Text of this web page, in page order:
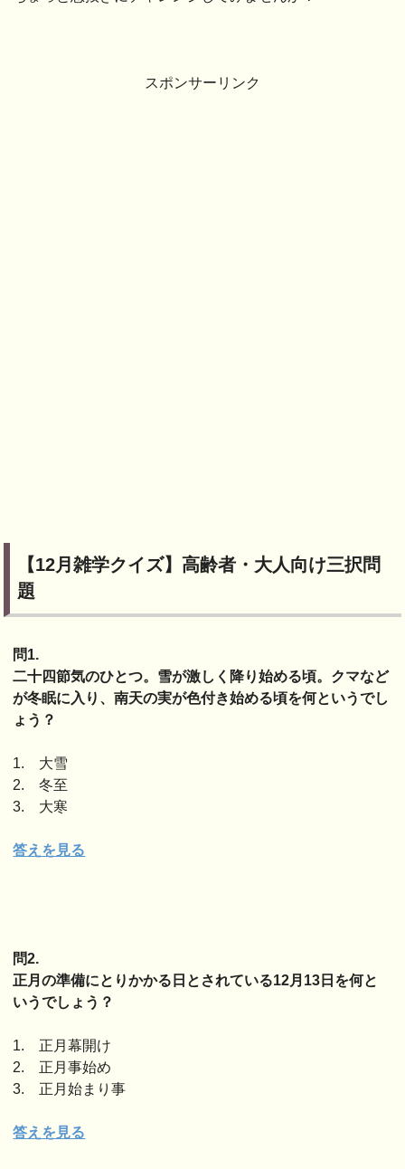
スポンサーリンク
【12月雑学クイズ】高齢者・大人向け三択問
題
問1.
二十四節気のひとつ。雪が激しく降り始める頃。クマなど
が冬眠に入り、南天の実が色付き始める頃を何というでし
ょう？
1. 大雪
2. 冬至
3. 大寒
答えを見る
問2.
正月の準備にとりかかる日とされている12月13日を何と
いうでしょう？
1. 正月幕開け
2. 正月事始め
3. 正月始まり事
答えを見る